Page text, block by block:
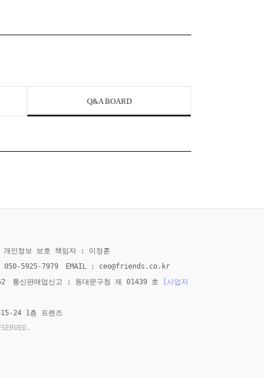
Q&A BOARD
개인정보 보호 책임자 : 이정훈
050-5925-7979 EMAIL : ceo@friends.co.kr
통신판매업신고 : 동대문구청 제 01439 호
[사업자
24 1층 프렌즈